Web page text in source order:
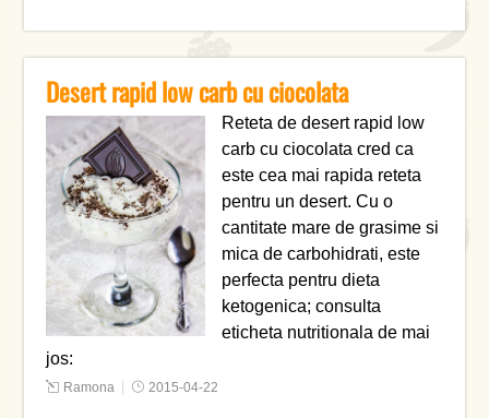
Desert rapid low carb cu ciocolata
Reteta de desert rapid low
carb cu ciocolata cred ca
este cea mai rapida reteta
pentru un desert. Cu o
cantitate mare de grasime si
mica de carbohidrati, este
perfecta pentru dieta
ketogenica; consulta
eticheta nutritionala de mai
jos:
Ramona 2015-04-22